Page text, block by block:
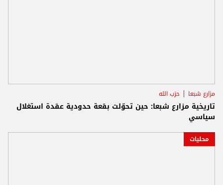
مزارع شبعا حزب الله
تاريخية مزارع شبعا: حين تحوّلت بقعة حدودية عقدة استغلال
سياسي
محليات